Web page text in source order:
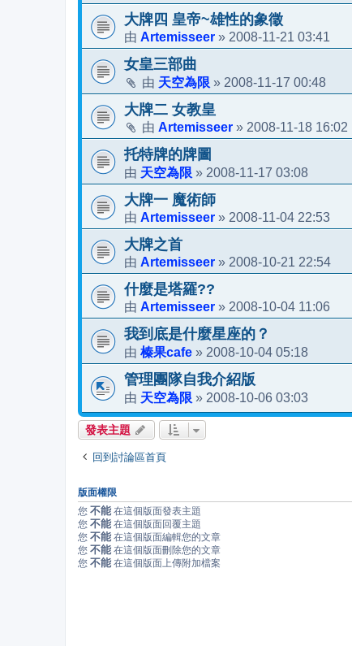
大牌四 皇帝~雄性的象徵
由 Artemisseer » 2008-11-21 03:41
女皇三部曲
由 天空為限 » 2008-11-17 00:48
大牌二 女教皇
由 Artemisseer » 2008-11-18 16:02
托特牌的牌圖
由 天空為限 » 2008-11-17 03:08
大牌一 魔術師
由 Artemisseer » 2008-11-04 22:53
大牌之首
由 Artemisseer » 2008-10-21 22:54
什麼是塔羅??
由 Artemisseer » 2008-10-04 11:06
我到底是什麼星座的？
由 榛果cafe » 2008-10-04 05:18
管理團隊自我介紹版
由 天空為限 » 2008-10-06 03:03
發表主題
回到討論區首頁
版面權限
您 不能 在這個版面發表主題
您 不能 在這個版面回覆主題
您 不能 在這個版面編輯您的文章
您 不能 在這個版面刪除您的文章
您 不能 在這個版面上傳附加檔案